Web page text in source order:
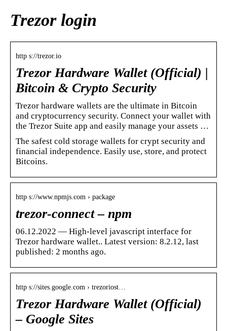
Trezor login
http s://trezor.io
Trezor Hardware Wallet (Official) |
Bitcoin & Crypto Security
Trezor hardware wallets are the ultimate in Bitcoin
and cryptocurrency security. Connect your wallet with
the Trezor Suite app and easily manage your assets …
The safest cold storage wallets for crypt security and
financial independence. Easily use, store, and protect
Bitcoins.
http s://www.npmjs.com › package
trezor-connect – npm
06.12.2022 — High-level javascript interface for
Trezor hardware wallet.. Latest version: 8.2.12, last
published: 2 months ago.
http s://sites.google.com › trezoriost…
Trezor Hardware Wallet (Official)
– Google Sites